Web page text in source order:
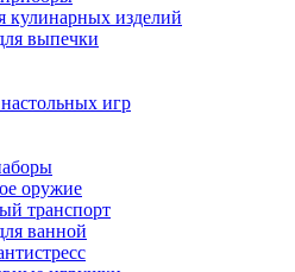
кулинарных изделий
выпечки
игр
оружие
транспорт
ванной